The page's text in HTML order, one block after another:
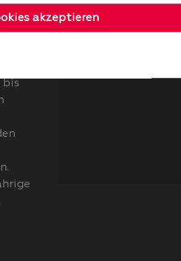
bis
akzeptieren